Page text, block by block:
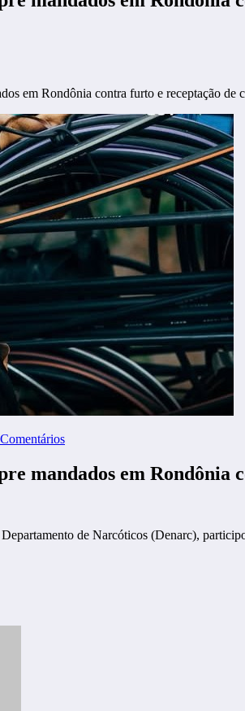
em Rondônia contra furto e receptação de
mandados em Rondônia
de Narcóticos (Denarc),